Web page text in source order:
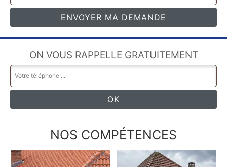
ON VOUS RAPPELLE GRATUITEMENT
NOS COMPÉTENCES